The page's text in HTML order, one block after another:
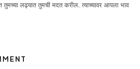
तुमच्या लढ्यात तुमची मदत करील. त्याच्यावर आपला भाव